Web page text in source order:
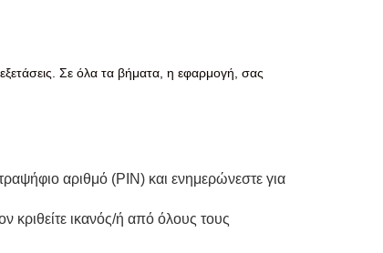
Σε όλα τα βήματα, η εφαρμογή, σας
αριθμό (PIN) και ενημερώνεστε για
κριθείτε ικανός/ή από όλους τους